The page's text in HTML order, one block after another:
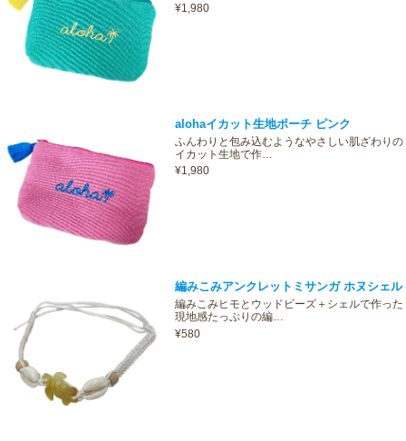
¥1,980
alohaイカット生地ポーチ ピンク
ふんわりと包み込むようなやさしい肌ざわりの
イカット生地で作…
¥1,980
編みこみアンクレットミサンガ ホヌシェル
編みこみヒモとウッドビーズ＋シェルで作った
現地感たっぷりの編…
¥580